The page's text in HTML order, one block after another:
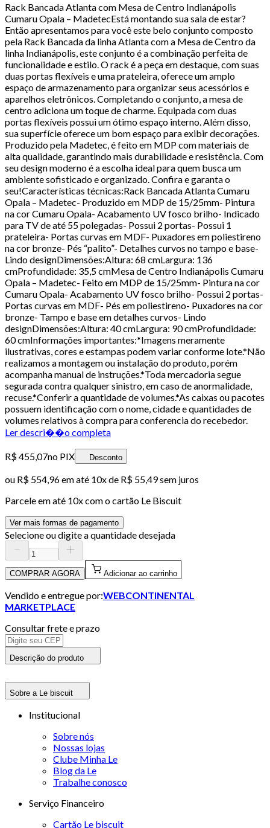
Rack Bancada Atlanta com Mesa de Centro Indianápolis
Cumaru Opala – MadetecEstá montando sua sala de estar?
Então apresentamos para você este belo conjunto composto
pela Rack Bancada da linha Atlanta com a Mesa de Centro da
linha Indianápolis, este conjunto é a combinação perfeita de
funcionalidade e estilo. O rack é a peça em destaque, com suas
duas portas flexíveis e uma prateleira, oferece um amplo
espaço de armazenamento para organizar seus acessórios e
aparelhos eletrônicos. Completando o conjunto, a mesa de
centro adiciona um toque de charme. Equipada com duas
portas flexíveis possui um ótimo espaço interno. Além disso,
sua superfície oferece um bom espaço para exibir decorações.
Produzido pela Madetec, é feito em MDP com materiais de
alta qualidade, garantindo mais durabilidade e resistência. Com
seu design moderno é a escolha ideal para quem busca um
ambiente sofisticado e organizado. Confira e garanta o
seu!Características técnicas:Rack Bancada Atlanta Cumaru
Opala – Madetec- Produzido em MDP de 15/25mm- Pintura
na cor Cumaru Opala- Acabamento UV fosco brilho- Indicado
para TV de até 55 polegadas- Possui 2 portas- Possui 1
prateleira- Portas curvas em MDF- Puxadores em poliestireno
na cor bronze- Pés “palito”- Detalhes curvos no tampo e base-
Lindo designDimensões:Altura: 68 cmLargura: 136
cmProfundidade: 35,5 cmMesa de Centro Indianápolis Cumaru
Opala – Madetec- Feito em MDP de 15/25mm- Pintura na cor
Cumaru Opala- Acabamento UV fosco brilho- Possui 2 portas-
Portas curvas em MDF- Pés em poliestireno- Puxadores na cor
bronze- Tampo e base em detalhes curvos- Lindo
designDimensões:Altura: 40 cmLargura: 90 cmProfundidade:
60 cmInformações importantes:*Imagens meramente
ilustrativas, cores e estampas podem variar conforme lote.*Não
realizamos a montagem ou instalação do produto, porém
acompanha manual de instruções.*Toda mercadoria segue
segurada contra qualquer sinistro, em caso de anormalidade,
recuse.*Conferir a quantidade de volumes.*As caixas ou pacotes
possuem identificação com o nome, cidade e quantidades de
volumes relativos à compra para conferencia do recebedor.
Ler descri��o completa
R$ 455,07no PIX Desconto
ou R$ 554,96em até 10x de R$ 55,49 sem juros
Parcele em até 10x com o cartão Le Biscuit
Ver mais formas de pagamento
Selecione ou digite a quantidade desejada
COMPRAR AGORA Adicionar ao carrinho
Vendido e entregue por:WEBCONTINENTAL
MARKETPLACE
Consultar frete e prazo
Descrição do produto
Sobre a Le biscuit
Institucional
Sobre nós
Nossas lojas
Clube Minha Le
Blog da Le
Trabalhe conosco
Serviço Financeiro
Cartão Le biscuit